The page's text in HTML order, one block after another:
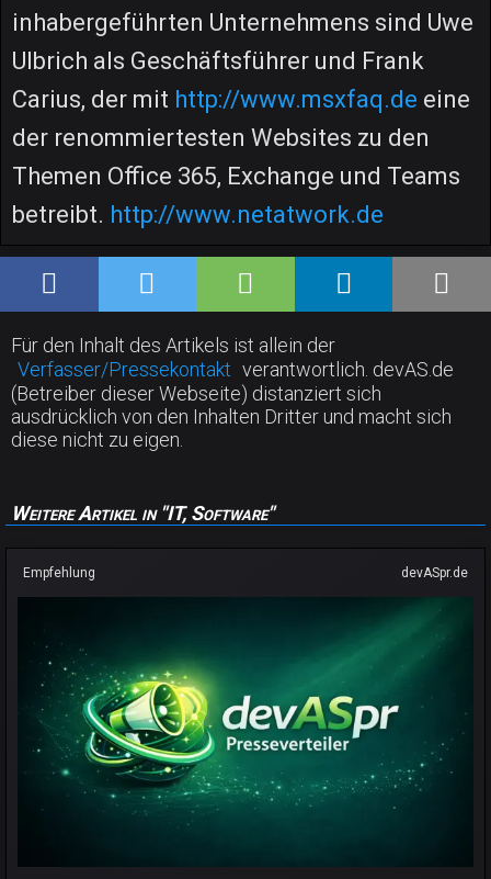
inhabergeführten Unternehmens sind Uwe
Ulbrich als Geschäftsführer und Frank
Carius, der mit http://www.msxfaq.de eine
der renommiertesten Websites zu den
Themen Office 365, Exchange und Teams
betreibt. http://www.netatwork.de
Für den Inhalt des Artikels ist allein der
Verfasser/Pressekontakt verantwortlich. devAS.de
(Betreiber dieser Webseite) distanziert sich
ausdrücklich von den Inhalten Dritter und macht sich
diese nicht zu eigen.
Weitere Artikel in "IT, Software"
Empfehlung devASpr.de